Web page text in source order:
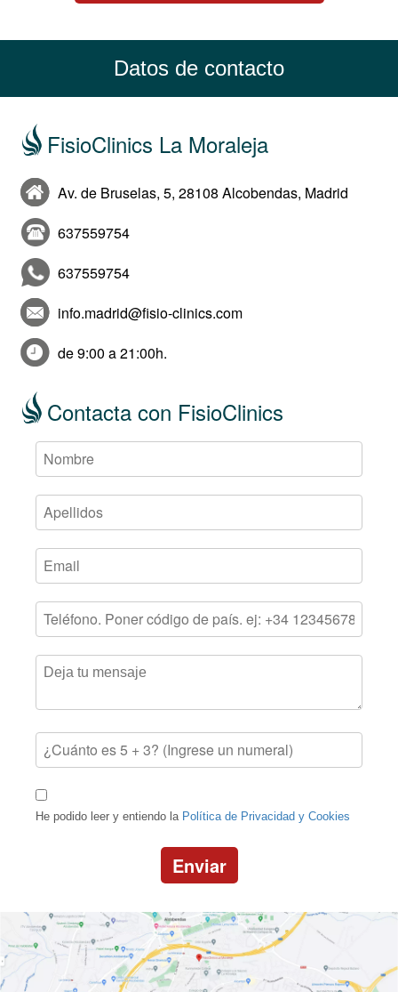
Datos de contacto
FisioClinics La Moraleja
Av. de Bruselas, 5, 28108 Alcobendas, Madrid
637559754
637559754
info.madrid@fisio-clinics.com
de 9:00 a 21:00h.
Contacta con FisioClinics
He podido leer y entiendo la Política de Privacidad y Cookies
Enviar